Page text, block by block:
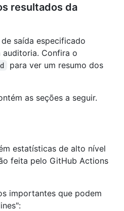
resultados da
saída especificado
Confira o
para ver um resumo dos
as seções a seguir.
estatísticas de alto nível
feita pelo GitHub Actions
importantes que podem